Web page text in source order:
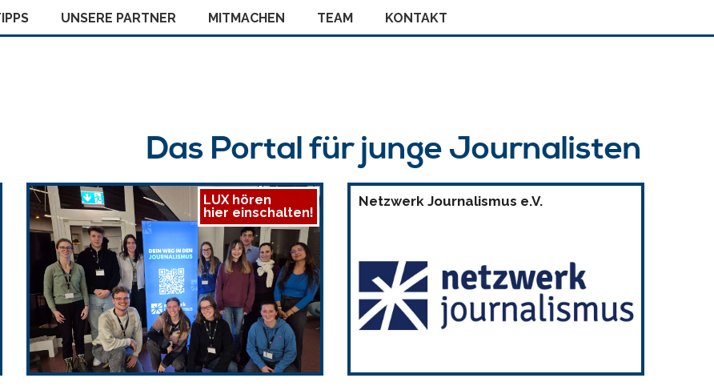
UNSERE PARTNER MITMACHEN TEAM KONTAKT
Das Portal für junge Journalisten
LUX hören
hier einschalten!
Netzwerk Journalismus e.V.